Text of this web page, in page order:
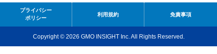
プライバシー
ポリシー
利用規約 免責事項
Copyright © 2026 GMO INSIGHT Inc. All Rights Reserved.